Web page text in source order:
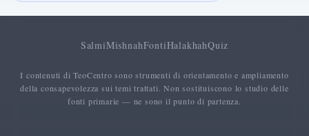
SalmiMishnahFontiHalakhahQuiz
I contenuti di TeoCentro sono strumenti di orientamento e ampliamento
della consapevolezza sui temi trattati. Non sostituiscono lo studio delle
fonti primarie — ne sono il punto di partenza.